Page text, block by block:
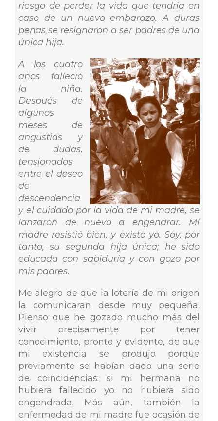
riesgo de perder la vida que tendría en
caso de un nuevo embarazo. A duras
penas se resignaron a ser padres de una
única hija.
A los cuatro
años falleció
la niña.
Después de
algunos
meses de
angustias y
de dudas,
tensionados
entre el deseo
de
descendencia
y el cuidado por la vida de mi madre, se
lanzaron de nuevo a engendrar. Mi
madre resistió bien, y existo yo. Soy, por
tanto, su segunda hija única; he sido
educada con sabiduría y con gozo por
mis padres.
Me alegro de que la lotería de mi origen
la comunicaran desde muy pequeña.
Pienso que he gozado mucho más del
vivir precisamente por tener
conocimiento, pronto y evidente, de que
mi existencia se produjo porque
previamente se habían dado una serie
de coincidencias: si mi hermana no
hubiera fallecido yo no hubiera sido
engendrada. Más aún, también la
enfermedad de mi madre fue ocasión de